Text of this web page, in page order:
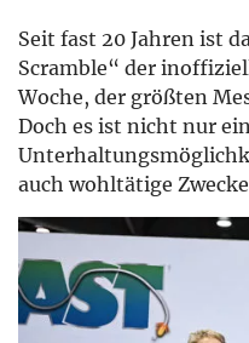
Seit fast 20 Jahren ist
Scramble“ der
Woche, der größten
Doch es ist nicht nur
auch wohltätige